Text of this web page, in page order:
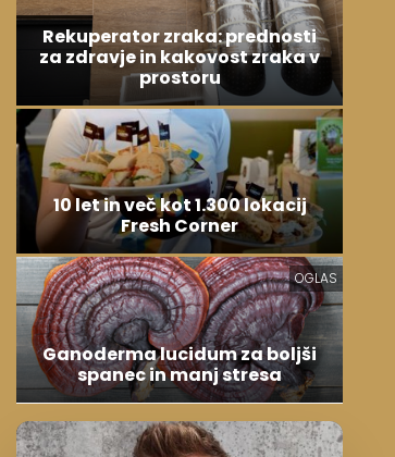
Rekuperator zraka: prednosti
za zdravje in kakovost zraka v
prostoru
10 let in več kot 1.300 lokacij
Fresh Corner
OGLAS
Ganoderma lucidum za boljši
spanec in manj stresa